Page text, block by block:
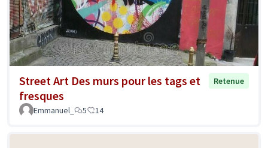
Street Art Des murs pour les tags et
fresques
Retenue
Emmanuel_ 5 14